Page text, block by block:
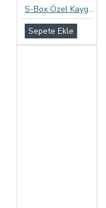
S-Box Özel Kayganlaştırıcılı Prezervatif 12li Paket
Sepete Ekle